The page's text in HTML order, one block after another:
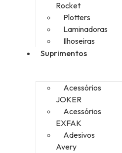
Rocket
Plotters
Laminadoras
Ilhoseiras
Suprimentos
Acessórios
JOKER
Acessórios
EXFAK
Adesivos
Avery